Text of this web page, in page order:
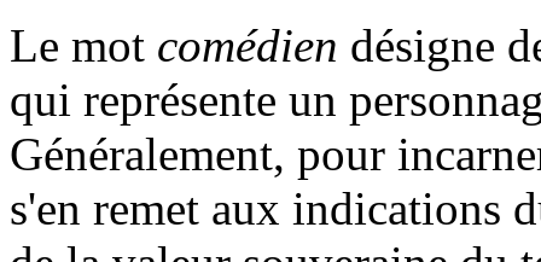
Le mot comédien désigne
qui représente un
Généralement, pour
s'en remet aux indications